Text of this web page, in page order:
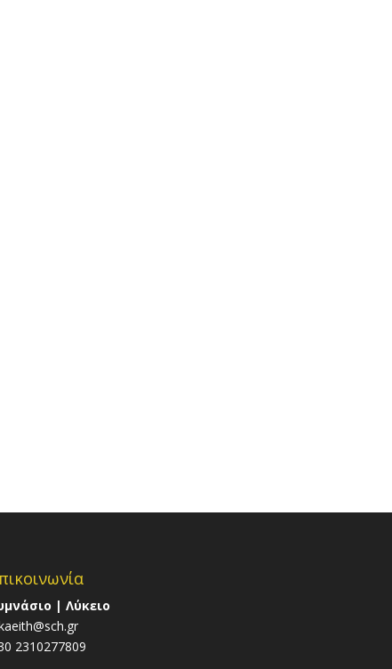
| Λύκειο
2310277809